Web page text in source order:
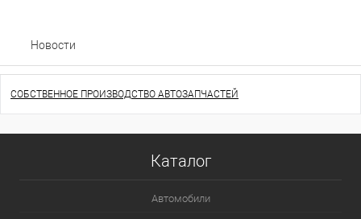
Новости
СОБСТВЕННОЕ ПРОИЗВОДСТВО АВТОЗАПЧАСТЕЙ
Каталог
Автомобили